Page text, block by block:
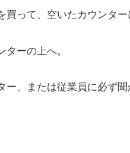
買って、空いたカウンター
ターの上へ。
ー、または従業員に必ず聞